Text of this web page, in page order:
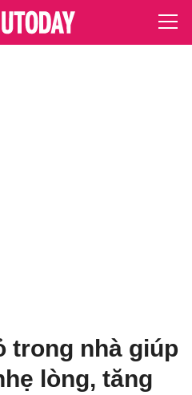
trong nhà giúp
lòng, tăng